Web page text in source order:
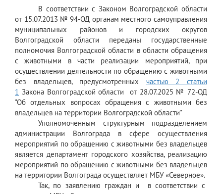
В соответствии с Законом Волгоградской области
от 15.07.2013 № 94-ОД органам местного самоуправления
муниципальных районов и городских округов
Волгоградской области переданы государственные
полномочия Волгоградской области в области обращения
с животными в части реализации мероприятий, при
осуществлении деятельности по обращению с животными
без владельцев, предусмотренных частью 2 статьи
1 Закона Волгоградской области от 28.07.2025 № 72-ОД
"Об отдельных вопросах обращения с животными без
владельцев на территории Волгоградской области"
Уполномоченным структурным подразделением
администрации Волгограда в сфере осуществления
мероприятий по обращению с животными без владельцев
является департамент городского хозяйства, реализацию
мероприятий по обращению с животными без владельцев
на территории Волгограда осуществляет МБУ «Северное».
Так, по заявлению граждан и в соответствии с